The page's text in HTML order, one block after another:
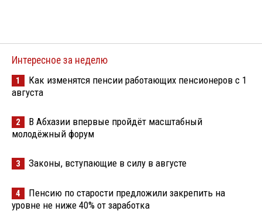
Интересное за неделю
1
Как изменятся пенсии работающих пенсионеров с 1
августа
2
В Абхазии впервые пройдёт масштабный
молодёжный форум
3 Законы, вступающие в силу в августе
4
Пенсию по старости предложили закрепить на
уровне не ниже 40% от заработка